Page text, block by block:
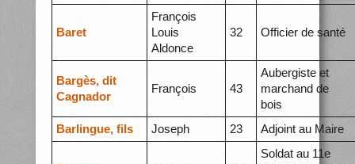
Baret
François
Louis
Aldonce
32 Officier de santé
Bargès, dit
Cagnador
François 43
Aubergiste et
marchand de
bois
Barlingue, fils
Joseph 23 Adjoint au Maire
Soldat au 11e